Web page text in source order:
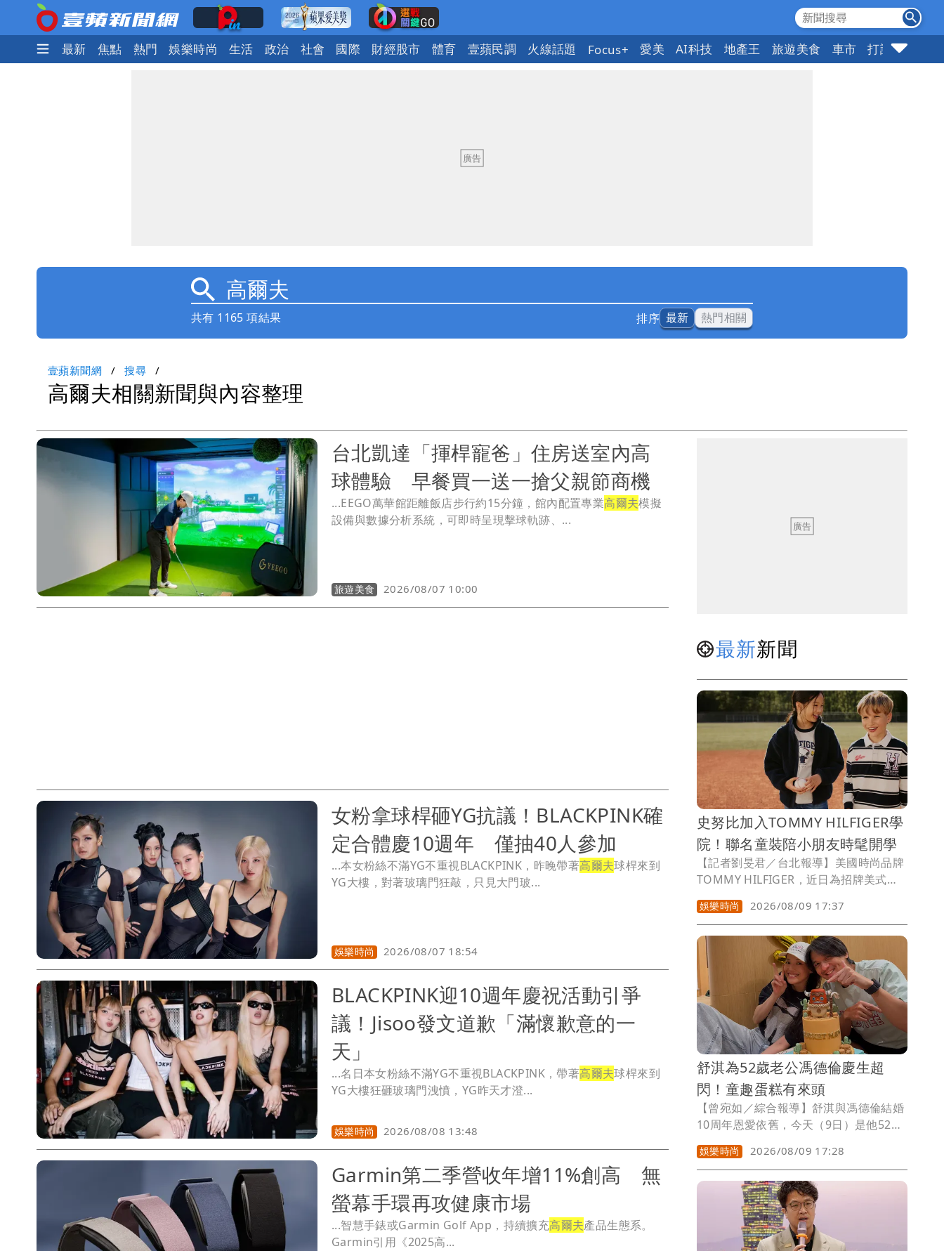
最新 焦點 熱門 娛樂時尚 生活 政治 社會 國際 財經股市 體育 壹蘋民調 火線話題 Focus+ 愛美 AI科技 地產王 旅遊美食 車市 打詐 指標企
共有 1165 項結果 排序 最新 熱門相關
壹蘋新聞網 搜尋
高爾夫相關新聞與內容整理
台北凱達「揮桿寵爸」住房送室內高
球體驗 早餐買一送一搶父親節商機
...EEGO萬華館距離飯店步行約15分鐘，館內配置專業高爾夫模擬
設備與數據分析系統，可即時呈現擊球軌跡、...
旅遊美食 2026/08/07 10:00
女粉拿球桿砸YG抗議！BLACKPINK確
定合體慶10週年 僅抽40人參加
...本女粉絲不滿YG不重視BLACKPINK，昨晚帶著高爾夫球桿來到
YG大樓，對著玻璃門狂敲，只見大門玻...
娛樂時尚 2026/08/07 18:54
BLACKPINK迎10週年慶祝活動引爭
議！Jisoo發文道歉「滿懷歉意的一
天」
...名日本女粉絲不滿YG不重視BLACKPINK，帶著高爾夫球桿來到
YG大樓狂砸玻璃門洩憤，YG昨天才澄...
娛樂時尚 2026/08/08 13:48
Garmin第二季營收年增11%創高 無
螢幕手環再攻健康市場
...智慧手錶或Garmin Golf App，持續擴充高爾夫產品生態系。
Garmin引用《2025高...
最新新聞
史努比加入TOMMY HILFIGER學
院！聯名童裝陪小朋友時髦開學
【記者劉旻君／台北報導】美國時尚品牌
TOMMY HILFIGER，近日為招牌美式學
院風注入濃濃童趣，攜手經典漫畫
PEANUTS推出2026 年秋季聯名童裝系
列，以漫畫家Charles M. Schulz筆下的
靈魂角色史努比（Snoopy）、糊塗塌客
（Woodstock）作為主角，把充滿想像
力的幽默精神融入設計，提前替小朋友們
備好開學時髦新裝。
娛樂時尚 2026/08/09 17:37
舒淇為52歲老公馮德倫慶生超
閃！童趣蛋糕有來頭
【曾宛如／綜合報導】舒淇與馮德倫結婚
10周年恩愛依舊，今天（9日）是他52歲
生日，她秀出為老公慶生照，2人打扮悠
閒，她Ｔ恤配牛仔褲，他更是穿家居短
褲，坐在「bucket man」蛋糕旁開心比
YA，她和老公說「Happy birthday ，祝
所願皆成」。現場只有可愛精緻的蛋糕及
身後的慶生氣球排字，布置簡單卻溫馨，
夫妻倆甜蜜笑意漾開，幸福得讓人羨慕。
娛樂時尚 2026/08/09 17:28